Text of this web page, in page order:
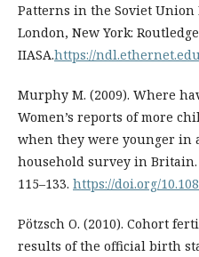
Patterns in the Soviet Union
London, New York:
IIASA.https://
Murphy M. (2009). Where
Women’s reports of more
when they were younger in
household survey in Britain.
115–133. https://doi.org/
Pötzsch O. (2010). Cohort
results of the official birth